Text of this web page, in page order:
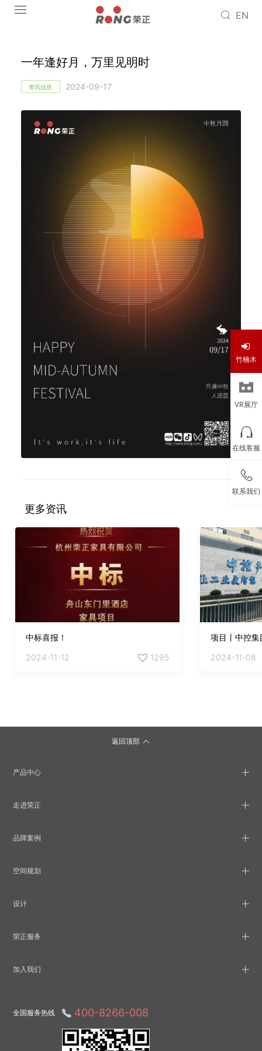
EN
一年逢好月，万里见明时
资讯信息 2024-09-17
更多资讯
中标喜报！
2024-11-12
1295
项目丨中控集
2024-11-08
竹楠木
VR展厅
在线客服
联系我们
返回顶部
产品中心
走进荣正
品牌案例
空间规划
设计
荣正服务
加入我们
全国服务热线 400-8266-008